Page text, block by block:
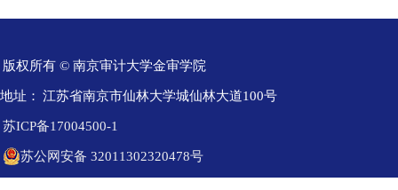
版权所有 © 南京审计大学金审学院
地址： 江苏省南京市仙林大学城仙林大道100号
苏ICP备17004500-1
苏公网安备 32011302320478号